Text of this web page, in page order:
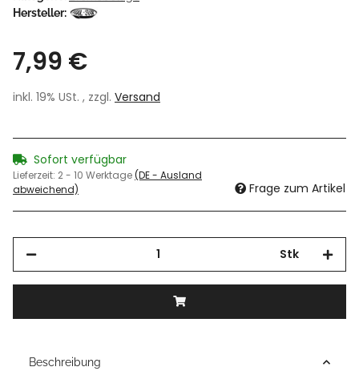
Hersteller:
7,99 €
inkl. 19% USt. , zzgl. Versand
Sofort verfügbar
Lieferzeit: 2 - 10 Werktage(DE - Ausland
abweichend)
Frage zum Artikel
Stk
Beschreibung